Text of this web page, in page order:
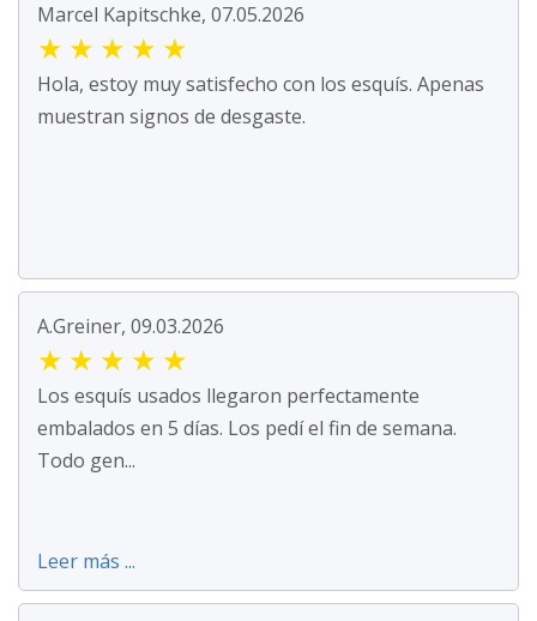
Marcel Kapitschke, 07.05.2026
★ ★ ★ ★ ★
Hola, estoy muy satisfecho con los esquís. Apenas
muestran signos de desgaste.
A.Greiner, 09.03.2026
★ ★ ★ ★ ★
Los esquís usados llegaron perfectamente
embalados en 5 días. Los pedí el fin de semana.
Todo gen...
Leer más ...